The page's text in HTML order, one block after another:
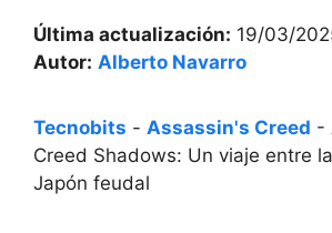
Última actualización: 19/03/
Autor: Alberto Navarro
Tecnobits - Assassin's Creed -
Creed Shadows: Un viaje entre
Japón feudal